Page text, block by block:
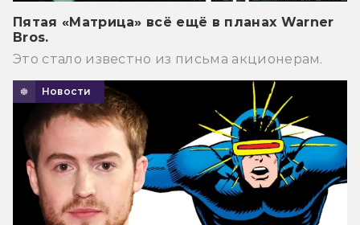
Пятая «Матрица» всё ещё в планах Warner
Bros.
Это стало известно из письма акционерам.
Новости